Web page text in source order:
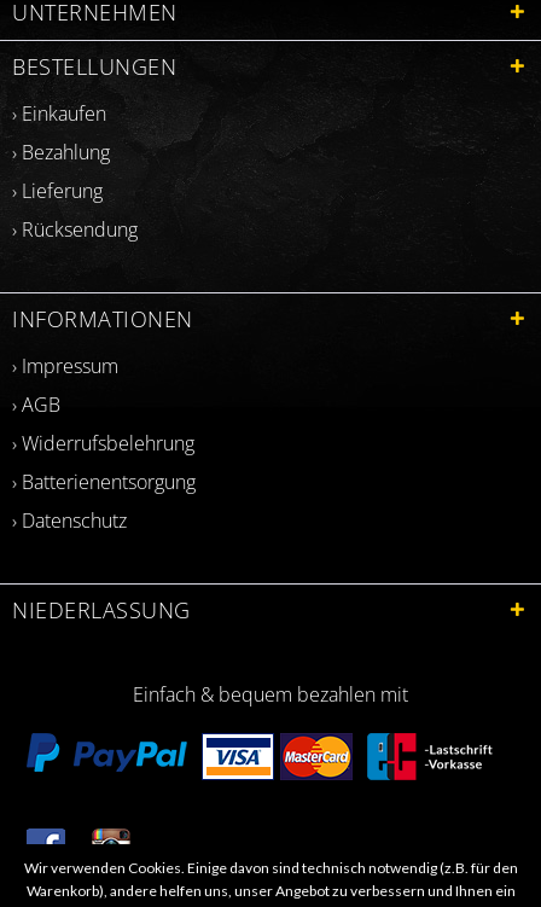
UNTERNEHMEN
BESTELLUNGEN
› Einkaufen
› Bezahlung
› Lieferung
› Rücksendung
INFORMATIONEN
› Impressum
› AGB
› Widerrufsbelehrung
› Batterienentsorgung
› Datenschutz
NIEDERLASSUNG
Einfach & bequem bezahlen mit
​Letzte Aktualisierung: 06.2026
Wir verwenden Cookies. Einige davon sind technisch notwendig (z.B. für den
Warenkorb), andere helfen uns, unser Angebot zu verbessern und Ihnen ein